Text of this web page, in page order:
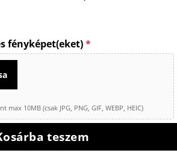
fényképet(eket)*
10MB (csak JPG, PNG, GIF, WEBP, HEIC)
teszem